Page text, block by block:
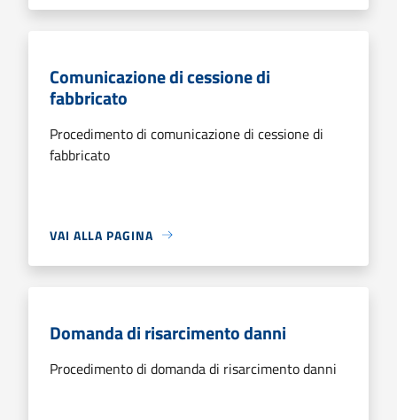
Comunicazione di cessione di
fabbricato
Procedimento di comunicazione di cessione di
fabbricato
VAI ALLA PAGINA
Domanda di risarcimento danni
Procedimento di domanda di risarcimento danni